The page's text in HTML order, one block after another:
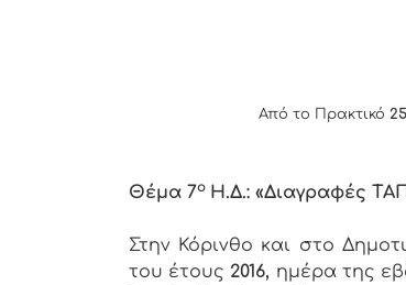
Από το Πρακτικό
Θέμα 7ο Η.Δ.: «Διαγραφές ΤΑΠ
Στην Κόρινθο και στο
του έτους 2016, ημέρα της